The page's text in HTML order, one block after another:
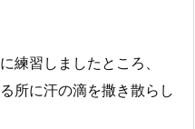
練習しましたところ、
所に汗の滴を撒き散らし